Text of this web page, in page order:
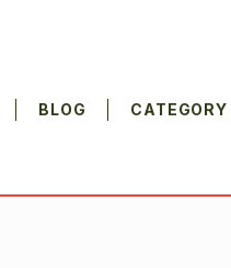
BLOG CATEGORY